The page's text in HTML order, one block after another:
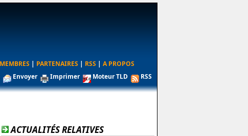
| PARTENAIRES | RSS | A PROPOS
Envoyer Imprimer Moteur TLD RSS
ACTUALITÉS RELATIVES